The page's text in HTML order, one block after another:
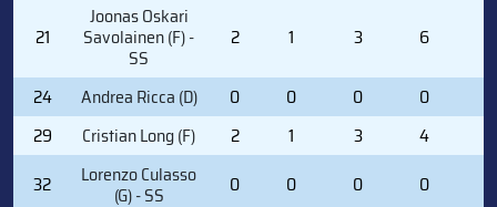
21
Joonas Oskari
Savolainen (F) -
SS
2 1 3 6
24 Andrea Ricca (D) 0 0 0 0
29
Cristian Long (F) 2 1 3 4
32
Lorenzo Culasso
(G) - SS 0 0 0 0